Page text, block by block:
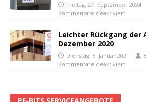
Freitag, 27. September 2024
Kommentare deaktiviert
Leichter Rückgang
Dezember 2020
Dienstag, 5. Januar 2021
Kommentare deaktiviert